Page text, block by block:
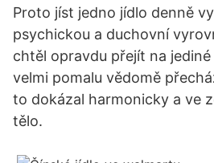
Proto jíst jedno jídlo denně
psychickou a duchovní
chtěl opravdu přejít na
velmi pomalu vědomě
to dokázal harmonicky a ve
tělo.